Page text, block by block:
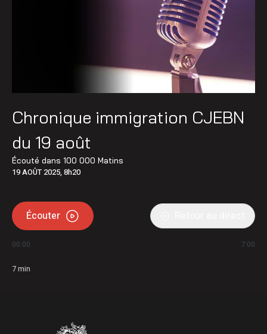
Chronique immigration CJEBN
du 19 août
Écouté dans 100 000 Matins
19 AOÛT 2025, 8h20
Écouter
00:00 7:00
7min